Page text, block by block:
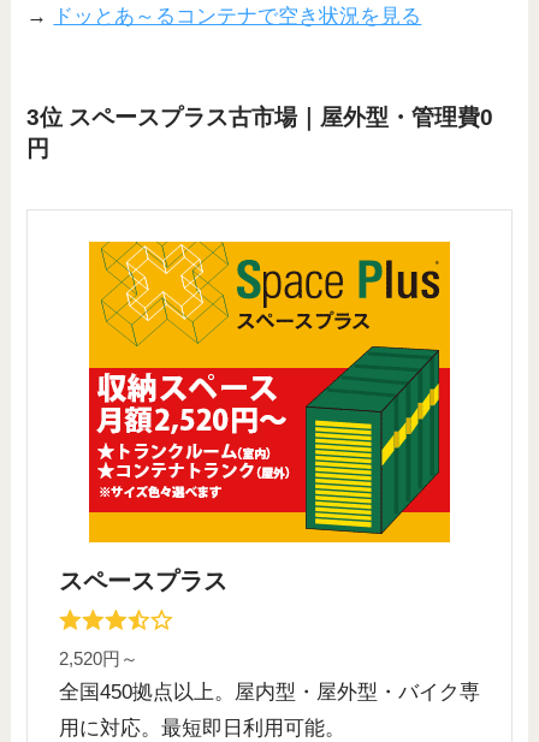
→ ドッとあ～るコンテナで空き状況を見る
3位 スペースプラス古市場｜屋外型・管理費0
円
スペースプラス
2,520円～
全国450拠点以上。屋内型・屋外型・バイク専
用に対応。最短即日利用可能。